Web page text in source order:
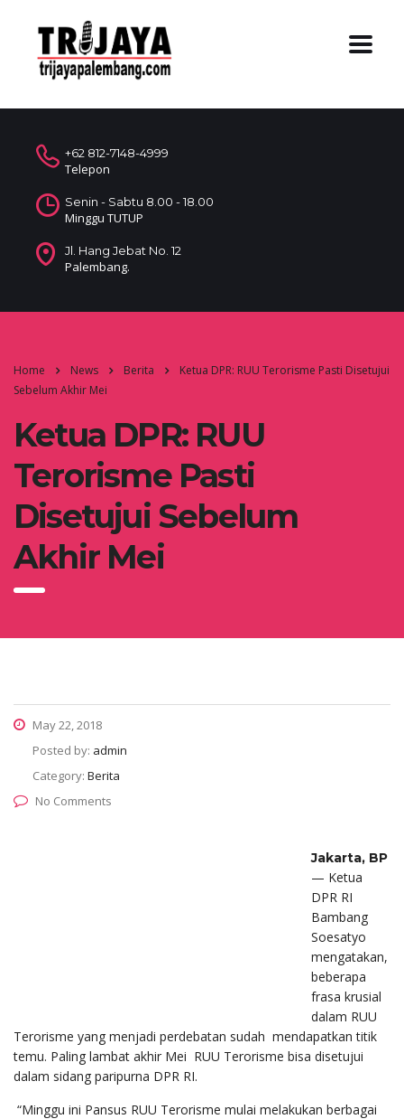
+62 812-7148-4999
Telepon
Senin - Sabtu 8.00 - 18.00
Minggu TUTUP
Jl. Hang Jebat No. 12
Palembang.
Home News Berita
Ketua DPR: RUU Terorisme Pasti Disetujui
Sebelum Akhir Mei
Ketua DPR: RUU
Terorisme Pasti
Disetujui Sebelum
Akhir Mei
May 22, 2018
Posted by: admin
Category: Berita
No Comments
Jakarta, BP
— Ketua
DPR RI
Bambang
Soesatyo
mengatakan,
beberapa
frasa krusial
dalam RUU
Terorisme yang menjadi perdebatan sudah mendapatkan titik
temu. Paling lambat akhir Mei RUU Terorisme bisa disetujui
dalam sidang paripurna DPR RI.
“Minggu ini Pansus RUU Terorisme mulai melakukan berbagai